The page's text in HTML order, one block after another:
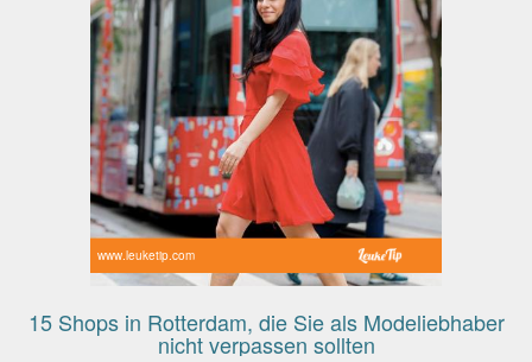
www.leuketip.com
15 Shops in Rotterdam, die Sie als Modeliebhaber
nicht verpassen sollten